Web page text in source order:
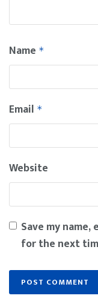
Name *
Email *
Website
Save my
for the next